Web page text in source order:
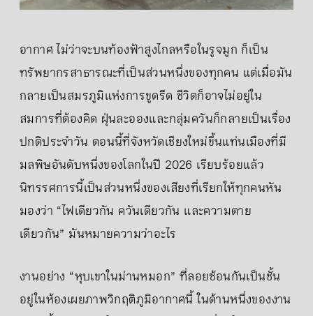
อากาศ ไม่ว่าจะบนท้องฟ้าสูงไกลหรือในรูจมูก ก็เป็น
ทรัพยากรสาธารณะที่เป็นส่วนหนึ่งของทุกคน แต่เมื่อมัน
กลายเป็นสมรภูมิแห่งการขูดรีด ชีวิตก็อาจไม่อยู่ใน
สมการที่ต้องคิด ฝุ่นละอองและกลุ่มควันก็กลายเป็นเรื่อง
ปกติประจำวัน ตอนนี้ที่จังหวัดเชียงใหม่ขึ้นแท่นเมืองที่มี
มลพิษอันดับหนึ่งของโลกในปี 2026 เรียบร้อยแล้ว
นิทรรศการนี้เป็นส่วนหนึ่งของเสียงที่เรียกให้ทุกคนหัน
มองว่า “ไฟเดียวกัน ควันเดียวกัน และความตาย
เดียวกัน” มันหมายความว่าอะไร
งานอย่าง “หุบเขาในม่านหมอก” ที่ลอยซ้อนกันเป็นชั้น
อยู่ในห้องเผยภาพวิกฤติภูมิอากาศนี้ ในด้านหนึ่งของงาน